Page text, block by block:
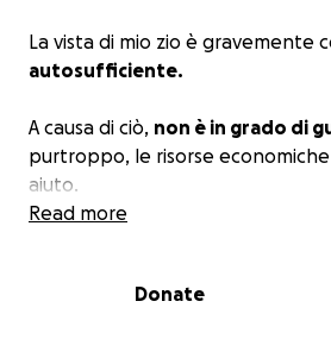
La vista di mio zio è gravemente
autosufficiente.
A causa di ciò, non è in grado di
purtroppo, le risorse
aiuto.
in grave difficoltà come lui
,
Read more
Donate